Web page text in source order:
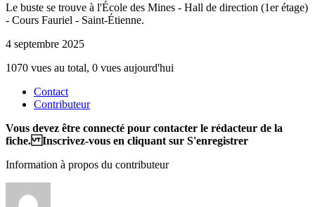
Le buste se trouve à l'École des Mines - Hall de direction (1er étage)
- Cours Fauriel - Saint-Étienne.
4 septembre 2025
1070 vues au total, 0 vues aujourd'hui
Contact
Contributeur
Vous devez être connecté pour contacter le rédacteur de la
fiche. Inscrivez-vous en cliquant sur S'enregistrer
Information à propos du contributeur